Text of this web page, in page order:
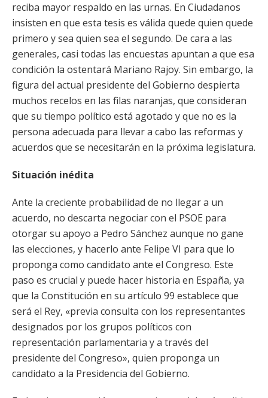
reciba mayor respaldo en las urnas. En Ciudadanos
insisten en que esta tesis es válida quede quien quede
primero y sea quien sea el segundo. De cara a las
generales, casi todas las encuestas apuntan a que esa
condición la ostentará Mariano Rajoy. Sin embargo, la
figura del actual presidente del Gobierno despierta
muchos recelos en las filas naranjas, que consideran
que su tiempo político está agotado y que no es la
persona adecuada para llevar a cabo las reformas y
acuerdos que se necesitarán en la próxima legislatura.
Situación inédita
Ante la creciente probabilidad de no llegar a un
acuerdo, no descarta negociar con el PSOE para
otorgar su apoyo a Pedro Sánchez aunque no gane
las elecciones, y hacerlo ante Felipe VI para que lo
proponga como candidato ante el Congreso. Este
paso es crucial y puede hacer historia en España, ya
que la Constitución en su artículo 99 establece que
será el Rey, «previa consulta con los representantes
designados por los grupos políticos con
representación parlamentaria y a través del
presidente del Congreso», quien proponga un
candidato a la Presidencia del Gobierno.